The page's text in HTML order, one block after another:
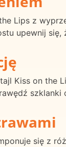
Lips z
upewnij
Kiss on the
szklanki
się z